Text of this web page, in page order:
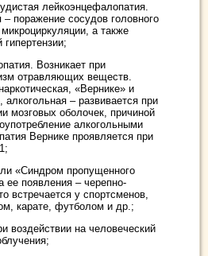
лейкоэнцефалопатия.
поражение сосудов головного
а также
Возникает при
отравляющих веществ.
«Вернике» и
алкогольная – развивается при
мозговых оболочек, причиной
алкогольными
Вернике проявляется при
«Синдром пропущенного
появления – черепно-
встречается у спортсменов,
карате, футболом и др.;
воздействии на человеческий